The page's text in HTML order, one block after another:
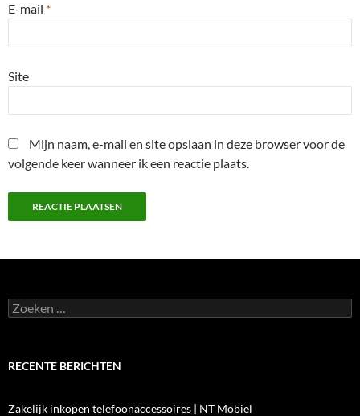
E-mail *
Site
Mijn naam, e-mail en site opslaan in deze browser voor de
volgende keer wanneer ik een reactie plaats.
Zoeken
naar:
RECENTE BERICHTEN
Zakelijk inkopen telefoonaccessoires | NT Mobiel